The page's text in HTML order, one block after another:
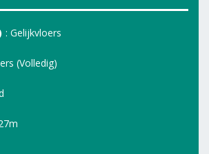
: Gelijkvloers
(Volledig)